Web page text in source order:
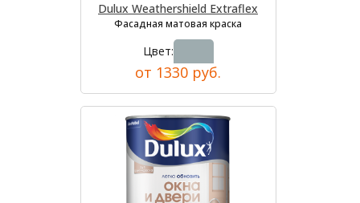
Dulux Weathershield Extraflex
Фасадная матовая краска
Цвет:
от 1330 руб.